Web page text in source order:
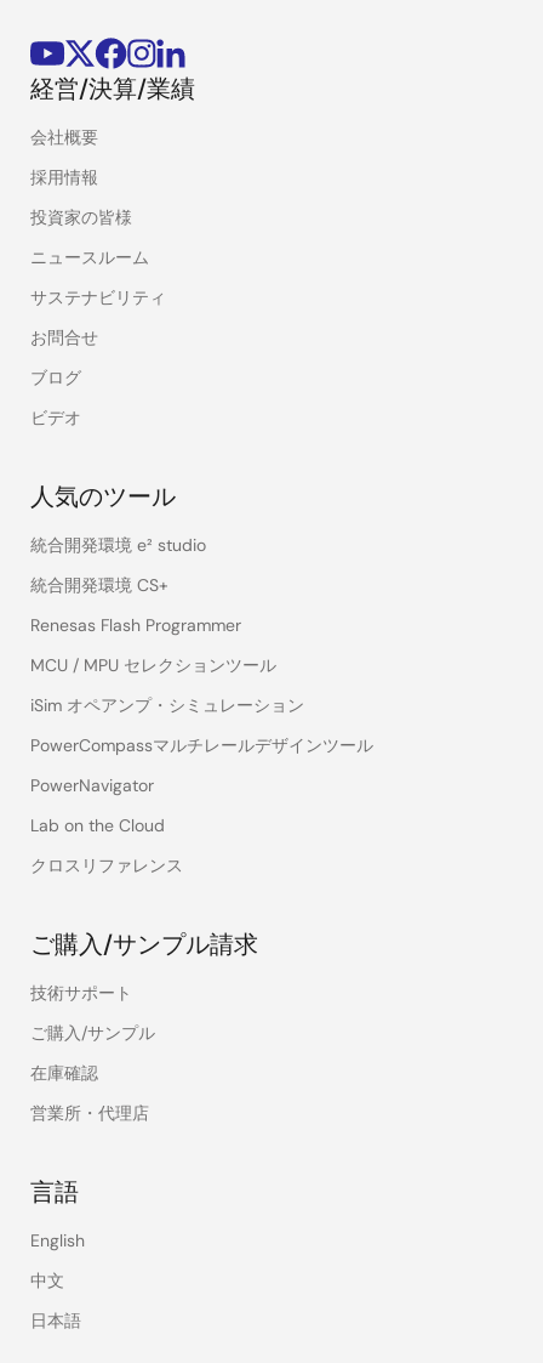
経営/決算/業績
会社概要
採用情報
投資家の皆様
ニュースルーム
サステナビリティ
お問合せ
ブログ
ビデオ
人気のツール
統合開発環境 e² studio
統合開発環境 CS+
Renesas Flash Programmer
MCU / MPU セレクションツール
iSim オペアンプ・シミュレーション
PowerCompassマルチレールデザインツール
PowerNavigator
Lab on the Cloud
クロスリファレンス
ご購入/サンプル請求
技術サポート
ご購入/サンプル
在庫確認
営業所・代理店
言語
English
中文
日本語